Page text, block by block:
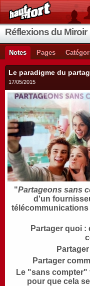
Réflexions du Miroir
Notes Pages
Le paradigme du
17/05/2015
"Partageons sans
d'un
Partager quoi
Partager
Le "sans compter"
pour que cela